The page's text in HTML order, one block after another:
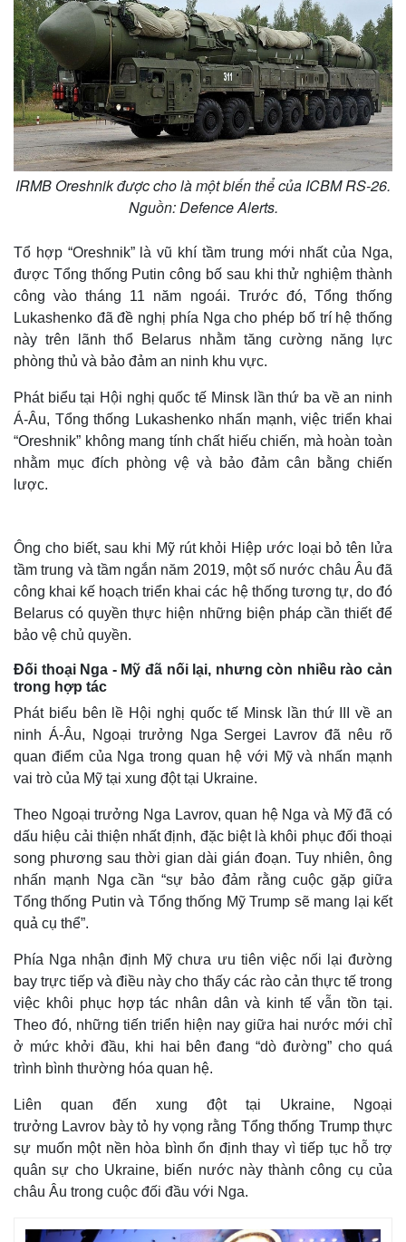
Thế giới
Quan sát
Cuộc sống đó đây
Hồ sơ
Video
Ảnh
E-Magazine
Infographic
IRMB Oreshnik được cho là một biến thể của ICBM RS-26.
Nguồn: Defence Alerts.
Tổ hợp “Oreshnik” là vũ khí tầm trung mới nhất của Nga,
được Tổng thống Putin công bố sau khi thử nghiệm thành
công vào tháng 11 năm ngoái. Trước đó, Tổng thống
Lukashenko đã đề nghị phía Nga cho phép bố trí hệ thống
này trên lãnh thổ Belarus nhằm tăng cường năng lực
phòng thủ và bảo đảm an ninh khu vực.
Phát biểu tại Hội nghị quốc tế Minsk lần thứ ba về an ninh
Á-Âu, Tổng thống Lukashenko nhấn mạnh, việc triển khai
“Oreshnik” không mang tính chất hiếu chiến, mà hoàn toàn
nhằm mục đích phòng vệ và bảo đảm cân bằng chiến
lược.
Ông cho biết, sau khi Mỹ rút khỏi Hiệp ước loại bỏ tên lửa
tầm trung và tầm ngắn năm 2019, một số nước châu Âu đã
công khai kế hoạch triển khai các hệ thống tương tự, do đó
Belarus có quyền thực hiện những biện pháp cần thiết để
bảo vệ chủ quyền.
Đối thoại Nga - Mỹ đã nối lại, nhưng còn nhiều rào cản
trong hợp tác
Phát biểu bên lề Hội nghị quốc tế Minsk lần thứ III về an
ninh Á-Âu, Ngoại trưởng Nga Sergei Lavrov đã nêu rõ
quan điểm của Nga trong quan hệ với Mỹ và nhấn mạnh
vai trò của Mỹ tại xung đột tại Ukraine.
Theo Ngoại trưởng Nga Lavrov, quan hệ Nga và Mỹ đã có
dấu hiệu cải thiện nhất định, đặc biệt là khôi phục đối thoại
song phương sau thời gian dài gián đoạn. Tuy nhiên, ông
nhấn mạnh Nga cần “sự bảo đảm rằng cuộc gặp giữa
Tổng thống Putin và Tổng thống Mỹ Trump sẽ mang lại kết
quả cụ thể”.
Phía Nga nhận định Mỹ chưa ưu tiên việc nối lại đường
bay trực tiếp và điều này cho thấy các rào cản thực tế trong
việc khôi phục hợp tác nhân dân và kinh tế vẫn tồn tại.
Theo đó, những tiến triển hiện nay giữa hai nước mới chỉ
ở mức khởi đầu, khi hai bên đang “dò đường” cho quá
trình bình thường hóa quan hệ.
Liên quan đến xung đột tại Ukraine, Ngoại
trưởng Lavrov bày tỏ hy vọng rằng Tổng thống Trump thực
sự muốn một nền hòa bình ổn định thay vì tiếp tục hỗ trợ
quân sự cho Ukraine, biến nước này thành công cụ của
châu Âu trong cuộc đối đầu với Nga.